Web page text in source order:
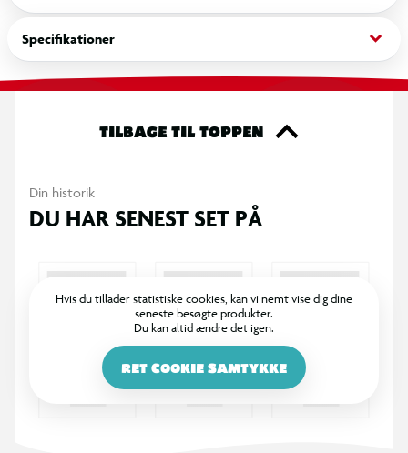
festlige lejligheder. Som praktiske engangstallerkener gør de
både servering og oprydning nemmere, samtidig med at de
tilfører bordet et stilfuldt touch.
Specifikationer keyboard_arrow_down
TILBAGE TIL TOPPEN
Din historik
DU HAR SENEST SET PÅ
Hvis du tillader statistiske cookies, kan vi nemt vise dig dine
seneste besøgte produkter.
Du kan altid ændre det igen.
RET COOKIE SAMTYKKE